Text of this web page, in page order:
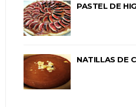
PASTEL DE
NATILLAS DE